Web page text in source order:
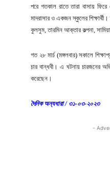
পরে গতকাল রাতে তারা বাসায়
মাদরাসার ও একজন স্কুলের
কুলসুম, তারমিন আক্তার কল্পনা,
গত ২৮ মার্চ (মঙ্গলবার) সকালে
চার বান্ধবী। এ ঘটনায় চারজনের
করেছেন।
দৈনিক অন্যধারা / ৩১-০৩-২০২৩
-